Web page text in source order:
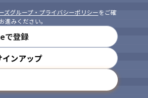
ズグループ・プライバシーポリシーをご確
みください。
で登録
ンアップ